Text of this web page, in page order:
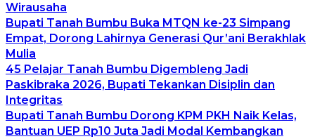
Wirausaha
Bupati Tanah Bumbu Buka MTQN ke-23 Simpang
Empat, Dorong Lahirnya Generasi Qur’ani Berakhlak
Mulia
45 Pelajar Tanah Bumbu Digembleng Jadi
Paskibraka 2026, Bupati Tekankan Disiplin dan
Integritas
Bupati Tanah Bumbu Dorong KPM PKH Naik Kelas,
Bantuan UEP Rp10 Juta Jadi Modal Kembangkan